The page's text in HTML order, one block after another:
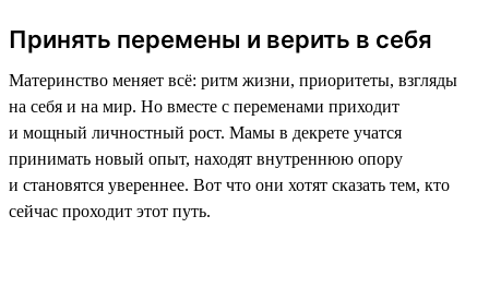
Принять перемены и верить в себя
Материнство меняет всё: ритм жизни, приоритеты, взгляды
на себя и на мир. Но вместе с переменами приходит
и мощный личностный рост. Мамы в декрете учатся
принимать новый опыт, находят внутреннюю опору
и становятся увереннее. Вот что они хотят сказать тем, кто
сейчас проходит этот путь.